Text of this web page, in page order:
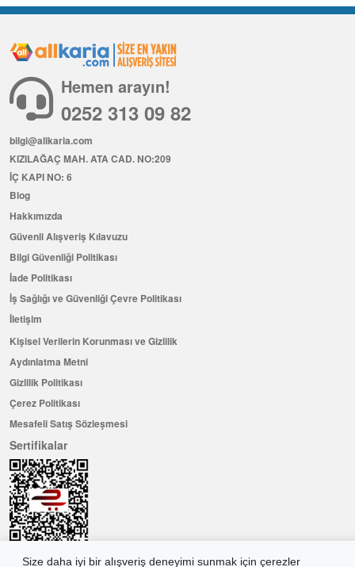
Size daha iyi bir alışveriş deneyimi sunmak için çerezler
Hemen arayın!
0252 313 09 82
bilgi@allkaria.com
KIZILAĞAÇ MAH. ATA CAD. NO:209
İÇ KAPI NO: 6
Blog
Hakkımızda
Güvenli Alışveriş Kılavuzu
Bilgi Güvenliği Politikası
İade Politikası
İş Sağlığı ve Güvenliği Çevre Politikası
İletişim
Kişisel Verilerin Korunması ve Gizlilik
Aydınlatma Metni
Gizlilik Politikası
Çerez Politikası
Mesafeli Satış Sözleşmesi
Sertifikalar